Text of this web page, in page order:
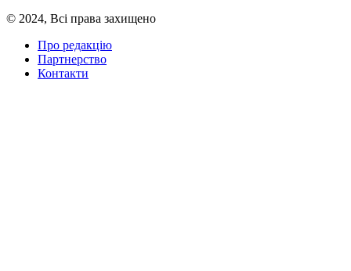
© 2024, Всі права захищено
Про редакцію
Партнерство
Контакти